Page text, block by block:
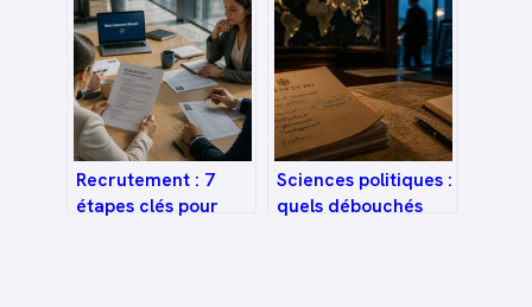
et les 4 risques
majeurs pour votre
carrière
d’enseignant
pour booster votre
rentabilité
Recrutement : 7
étapes clés pour
Sciences politiques :
quels débouchés